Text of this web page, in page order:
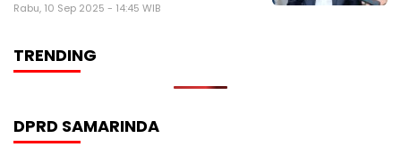
Rabu, 10 Sep 2025 - 14:45 WIB
TRENDING
DPRD SAMARINDA